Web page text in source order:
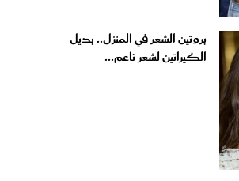
بروتين الشعر في المنزل.. بديل
الكيراتين لشعر ناعم...